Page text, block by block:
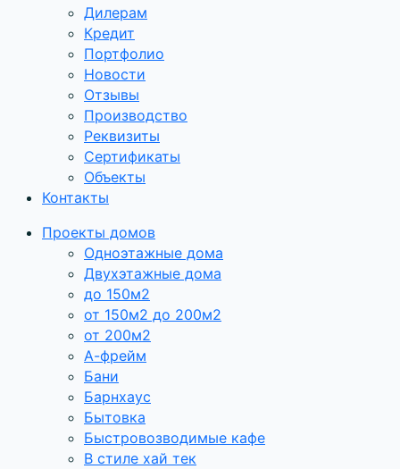
Дилерам
Кредит
Портфолио
Новости
Отзывы
Производство
Реквизиты
Сертификаты
Объекты
Контакты
Проекты домов
Одноэтажные дома
Двухэтажные дома
до 150м2
от 150м2 до 200м2
от 200м2
А-фрейм
Бани
Барнхаус
Бытовка
Быстровозводимые кафе
В стиле хай тек